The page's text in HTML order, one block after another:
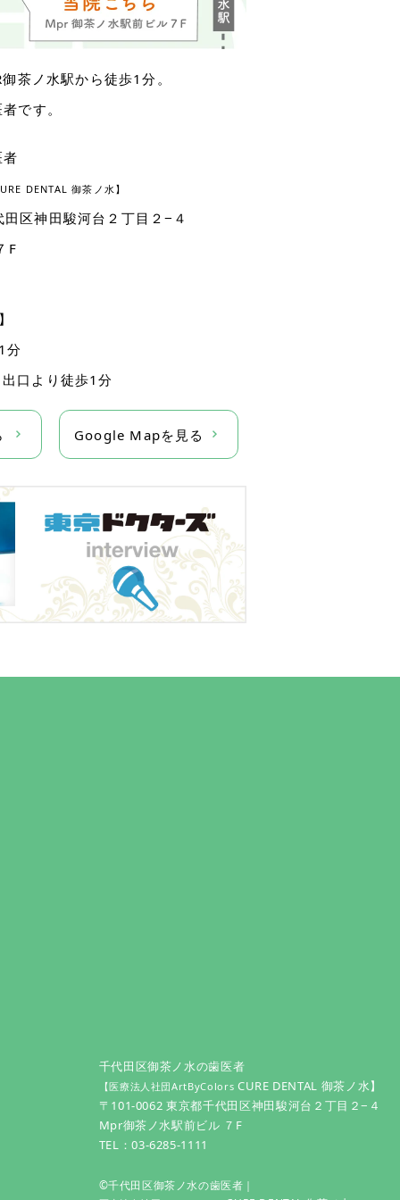
御茶ノ水駅から徒歩1分。
です。
DENTAL 御茶ノ水】
田区神田駿河台２丁目２−４
F
分
口より徒歩1分
Google Mapを見る
千代田区御茶ノ水の歯医者
【医療法人社団ArtByColors CURE DENTAL 御茶ノ水】
〒101-0062 東京都千代田区神田駿河台２丁目２−４
Mpr御茶ノ水駅前ビル ７F
TEL：03-6285-1111
©千代田区御茶ノ水の歯医者｜